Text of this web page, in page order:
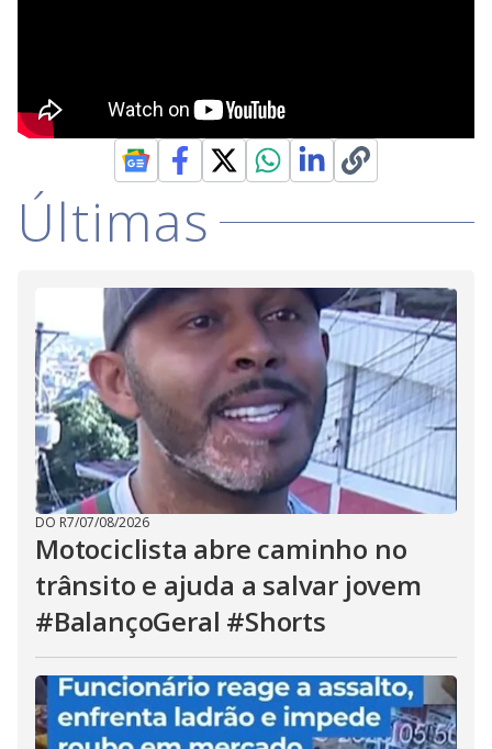
Últimas
DO R7/07/08/2026
Motociclista abre caminho no
trânsito e ajuda a salvar jovem
#BalançoGeral #Shorts